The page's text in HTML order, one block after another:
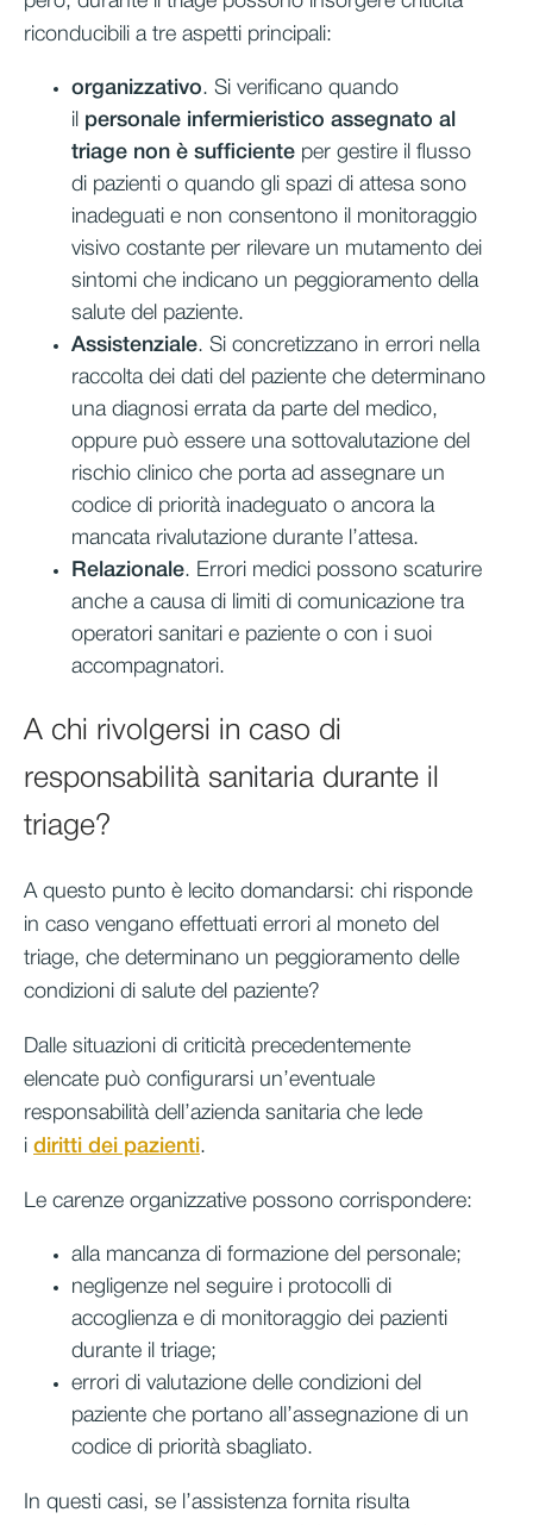
riconducibili a tre aspetti principali:
organizzativo. Si verificano quando
il personale infermieristico assegnato al
triage non è sufficiente per gestire il flusso
di pazienti o quando gli spazi di attesa sono
inadeguati e non consentono il monitoraggio
visivo costante per rilevare un mutamento dei
sintomi che indicano un peggioramento della
salute del paziente.
Assistenziale. Si concretizzano in errori nella
raccolta dei dati del paziente che determinano
una diagnosi errata da parte del medico,
oppure può essere una sottovalutazione del
rischio clinico che porta ad assegnare un
codice di priorità inadeguato o ancora la
mancata rivalutazione durante l’attesa.
Relazionale. Errori medici possono scaturire
anche a causa di limiti di comunicazione tra
operatori sanitari e paziente o con i suoi
accompagnatori.
A chi rivolgersi in caso di
responsabilità sanitaria durante il
triage?
A questo punto è lecito domandarsi: chi risponde
in caso vengano effettuati errori al moneto del
triage, che determinano un peggioramento delle
condizioni di salute del paziente?
Dalle situazioni di criticità precedentemente
elencate può configurarsi un’eventuale
responsabilità dell’azienda sanitaria che lede
i diritti dei pazienti.
Le carenze organizzative possono corrispondere:
alla mancanza di formazione del personale;
negligenze nel seguire i protocolli di
accoglienza e di monitoraggio dei pazienti
durante il triage;
errori di valutazione delle condizioni del
paziente che portano all’assegnazione di un
codice di priorità sbagliato.
In questi casi, se l’assistenza fornita risulta